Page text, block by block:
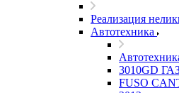
Реализация
Автотехника
3010GD
FUSO